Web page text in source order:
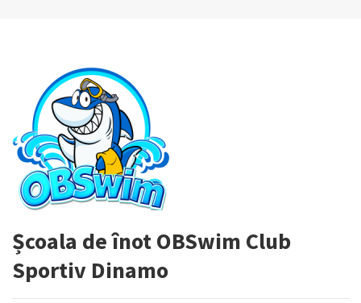
Școala de înot OBSwim Club
Sportiv Dinamo